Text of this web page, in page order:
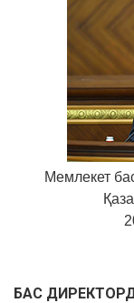
Мемлекет
БАС